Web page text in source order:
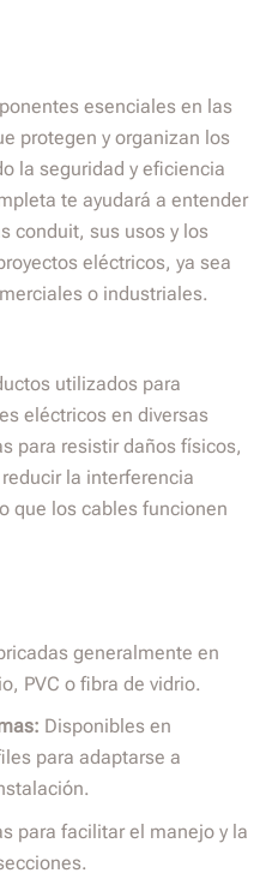
esenciales en las
protegen y organizan los
la seguridad y eficiencia
te ayudará a entender
conduit, sus usos y los
eléctricos, ya sea
o industriales.
utilizados para
eléctricos en diversas
para resistir daños físicos,
la interferencia
que los cables funcionen
generalmente en
PVC o fibra de vidrio.
Disponibles en
para adaptarse a
para facilitar el manejo y la